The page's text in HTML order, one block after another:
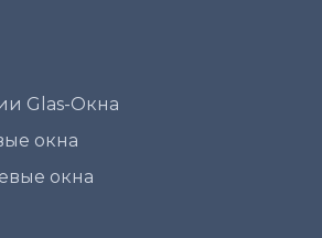
Glas-Окна
окна
окна